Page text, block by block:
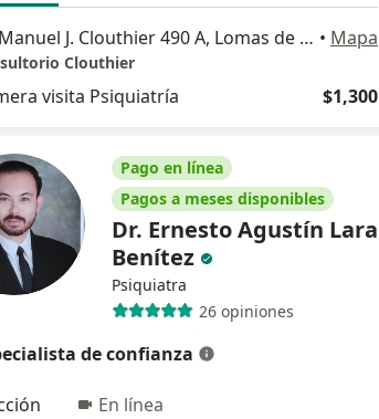
Av. Manuel J. Clouthier 490 A, Lomas de Guadalupe., Zapopan • Mapa
Clouthier
visita Psiquiatría $1,300
Pago en línea
Pagos a meses disponibles
Dr. Ernesto Agustín Lara
Benítez
Psiquiatra
26 opiniones
de confianza
En línea